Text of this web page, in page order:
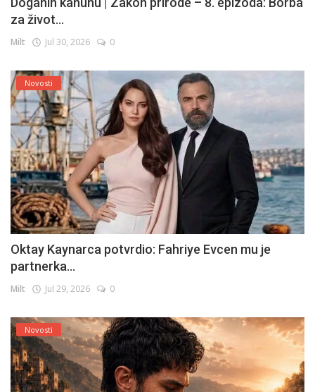
za život...
Milt Jul 30, 2026 0
Novosti
Oktay Kaynarca potvrdio: Fahriye Evcen mu je
partnerka...
Milt Jul 29, 2026 0
Novosti